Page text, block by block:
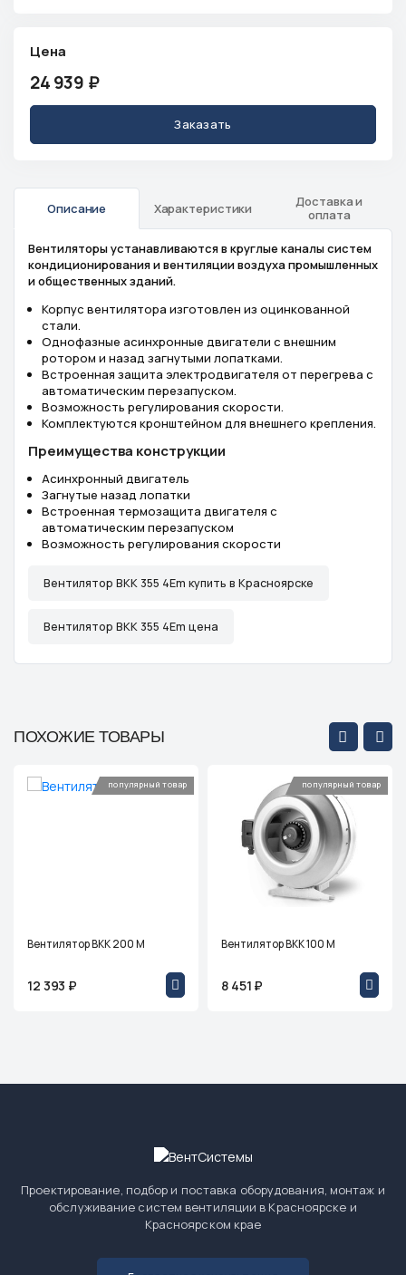
Цена
24 939 ₽
Заказать
Описание Характеристики
Доставка и
оплата
Вентиляторы устанавливаются в круглые каналы систем
кондиционирования и вентиляции воздуха промышленных
и общественных зданий.
Корпус вентилятора изготовлен из оцинкованной
стали.
Однофазные асинхронные двигатели с внешним
ротором и назад загнутыми лопатками.
Встроенная защита электродвигателя от перегрева с
автоматическим перезапуском.
Возможность регулирования скорости.
Комплектуются кронштейном для внешнего крепления.
Преимущества конструкции
Асинхронный двигатель
Загнутые назад лопатки
Встроенная термозащита двигателя с
автоматическим перезапуском
Возможность регулирования скорости
Вентилятор ВКК 355 4Еm купить в Красноярске
Вентилятор ВКК 355 4Еm цена
ПОХОЖИЕ ТОВАРЫ
популярный товар
Вентилятор ВКК 200 М
12 393 ₽
популярный товар
Вентилятор ВКК 100 М
8 451 ₽
Проектирование, подбор и поставка оборудования, монтаж и
обслуживание систем вентиляции в Красноярске и
Красноярском крае